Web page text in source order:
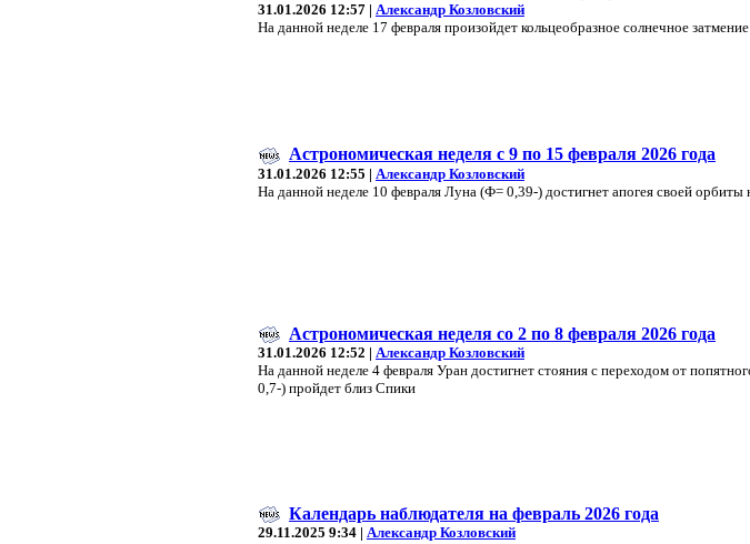
31.01.2026 12:57 | Александр Козловский
На данной неделе 17 февраля произойдет кольцеобразное солнечное
Астрономическая неделя с 9 по 15 февраля 2026 года
31.01.2026 12:55 | Александр Козловский
На данной неделе 10 февраля Луна (Ф= 0,39-) достигнет апогея своей
Астрономическая неделя со 2 по 8 февраля 2026 года
31.01.2026 12:52 | Александр Козловский
На данной неделе 4 февраля Уран достигнет стояния с переходом от
0,7-) пройдет близ Спики
Календарь наблюдателя на февраль 2026 года
29.11.2025 9:34 | Александр Козловский